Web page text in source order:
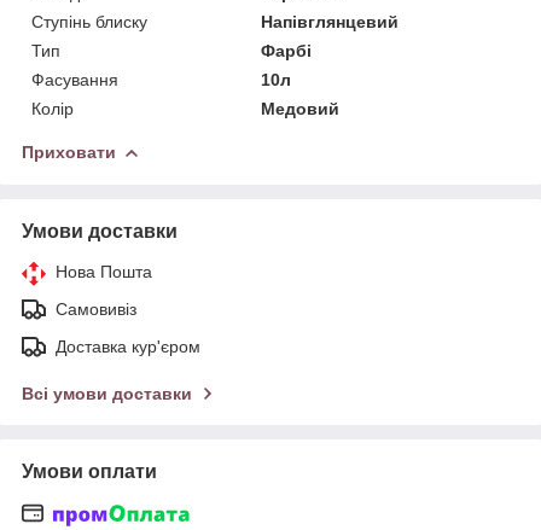
Ступінь блиску
Напівглянцевий
Тип
Фарбі
Фасування
10л
Колір
Медовий
Приховати
Умови доставки
Нова Пошта
Самовивіз
Доставка кур'єром
Всі умови доставки
Умови оплати